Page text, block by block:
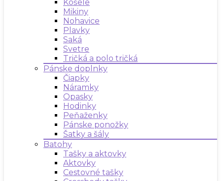
Košele
Mikiny
Nohavice
Plavky
Saká
Svetre
Tričká a polo tričká
Pánske doplnky
Čiapky
Náramky
Opasky
Hodinky
Peňaženky
Pánske ponožky
Šatky a šály
Batohy
Tašky a aktovky
Aktovky
Cestovné tašky